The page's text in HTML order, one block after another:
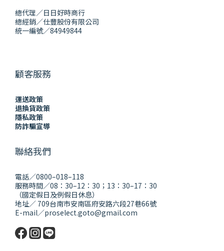
總代理／日日好時商行
總經銷／仕豐股份有限公司
統一編號／84949844
顧客服務
運送政策
退換貨政策
隱私政策
防詐騙宣導
聯絡我們
電話／0800–018–118
服務時間／08：30–12：30；13：30–17：30
（國定假日及例假日休息）
地址／ 709台南市安南區府安路六段27巷66號
E-mail／proselect.goto@gmail.com